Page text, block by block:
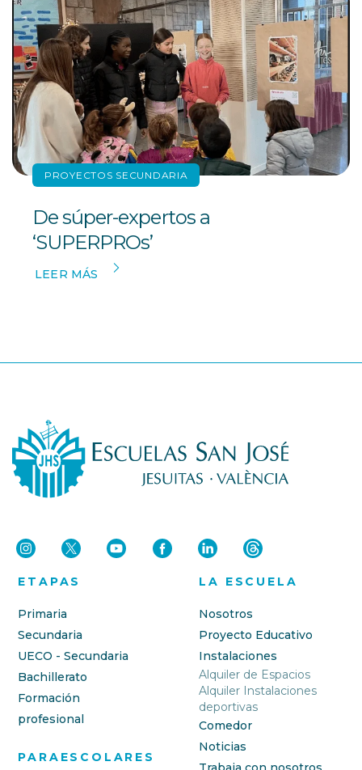
PROYECTOS SECUNDARIA
De súper-expertos a
‘SUPERPROs’
LEER MÁS
ETAPAS
Primaria
Secundaria
UECO - Secundaria
Bachillerato
Formación
profesional
PARAESCOLARES
LA ESCUELA
Nosotros
Proyecto Educativo
Instalaciones
Alquiler de Espacios
Alquiler Instalaciones
deportivas
Comedor
Noticias